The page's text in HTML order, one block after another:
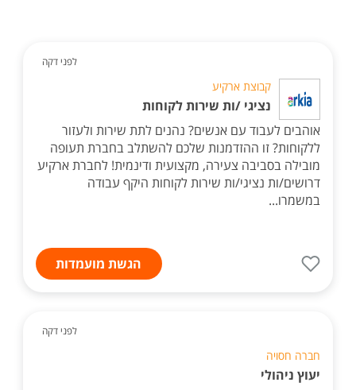
לפני דקה
קבוצת ארקיע
נציגי /ות שירות לקוחות
אוהבים לעבוד עם אנשים? נהנים לתת שירות ולעזור
ללקוחות? זו ההזדמנות שלכם להשתלב בחברת תעופה
מובילה בסביבה צעירה, מקצועית ודינמית! לחברת ארקיע
דרושים/ות נציגי/ות שירות לקוחות היקף עבודה
במשמרו...
הגשת מועמדות
לפני דקה
חברה חסויה
יעוץ ניהולי